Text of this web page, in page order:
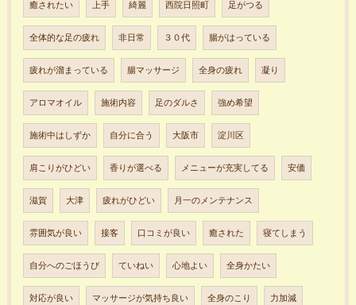
癒されたい 上手 綺麗 西院日照町 足がつる
全体的な足の疲れ 非日常 ３０代 腸がはっている
疲れが溜まっている 腸マッサージ 全身の疲れ 凝り
アロマオイル 施術内容 足のダルさ 強め希望
施術中はしずか 自分に合う 大阪市 淀川区
肩こりがひどい 香りが選べる メニューが充実してる 安価
滋賀 大津 疲れがひどい 月一のメンテナンス
雰囲気が良い 接客 口コミが良い 癒された 寝てしまう
自分へのごほうび ていねい 心地よい 全身かたい
対応が良い マッサージが気持ち良い 全身のこり 力加減